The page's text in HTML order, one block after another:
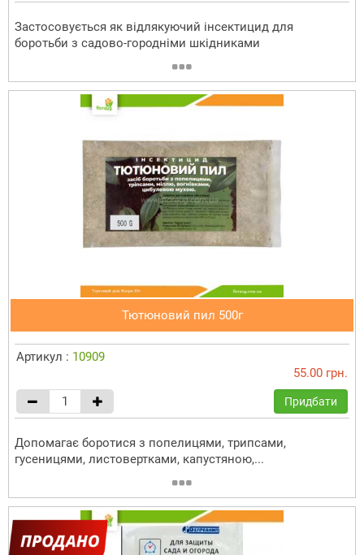
Застосовується як відлякуючий інсектицид для
боротьби з садово-городніми шкідниками
Тютюновий пил 500г
Артикул : 10909
55.00 грн.
Придбати
Допомагає боротися з попелицями, трипсами,
гусеницями, листовертками, капустяною,...